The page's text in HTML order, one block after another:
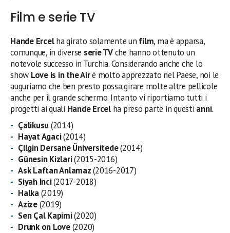
Film e serie TV
Hande Ercelha girato solamente un film, ma è apparsa,
comunque, in diverse serie TVche hanno ottenuto un
notevole successo in Turchia. Considerando anche che lo
show Love is in the Airè molto apprezzato nel Paese, noi le
auguriamo che ben presto possa girare molte altre pellicole
anche per il grande schermo. Intanto vi riportiamo tutti i
progetti ai quali Hande Ercelha preso parte in questi anni.
Çalikusu(2014)
Hayat Agaci(2014)
Çilgin Dersane Üniversitede(2014)
Günesin Kizlari(2015-2016)
Ask Laftan Anlamaz(2016-2017)
Siyah Inci(2017-2018)
Halka(2019)
Azize(2019)
Sen Çal Kapimi(2020)
Drunk on Love(2020)